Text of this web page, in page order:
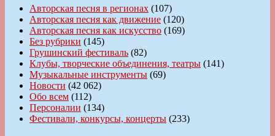
Авторская песня в регионах (107)
Авторская песня как движение (120)
Авторская песня как искусство (169)
Без рубрики (145)
Грушинский фестиваль (82)
Клубы, творческие объединения, театры (141)
Музыкальные инструменты (69)
Новости (42 062)
Обо всем (112)
Персоналии (134)
Фестивали, конкурсы, концерты (233)